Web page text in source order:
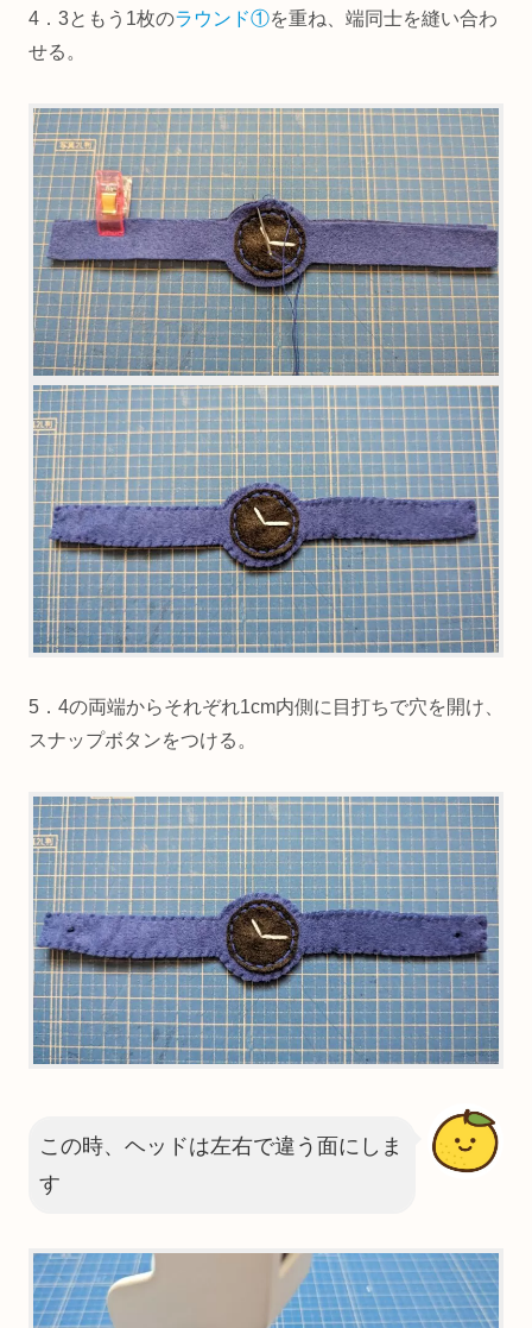
4．3ともう1枚のラウンド①を重ね、端同士を縫い合わ
せる。
5．4の両端からそれぞれ1cm内側に目打ちで穴を開け、
スナップボタンをつける。
この時、ヘッドは左右で違う面にしま
す